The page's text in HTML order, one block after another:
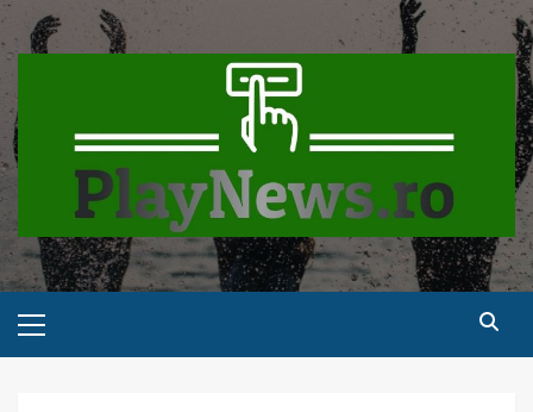
Skip
to
Menu